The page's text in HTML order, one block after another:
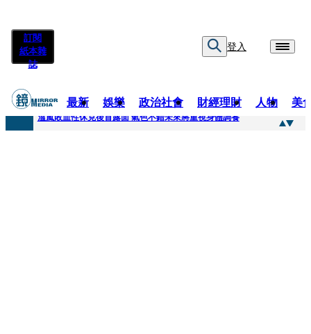
訂閱
紙本雜
誌
登入
最新 娛樂 政治社會 財經理財 人物 美
快訊
溫嵐敗血性休克後首露面 氣色不錯未來將重視身體調養